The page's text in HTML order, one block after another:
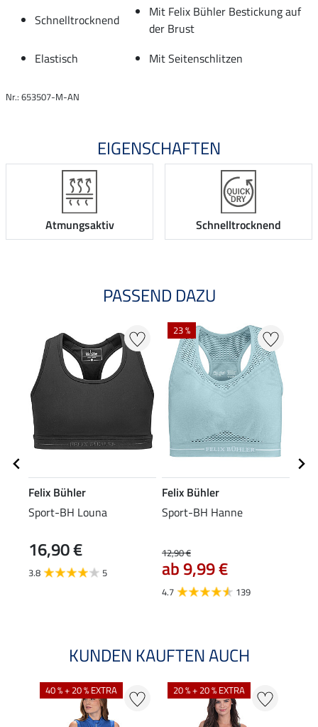
Schnelltrocknend
Mit Felix Bühler Bestickung auf
der Brust
Elastisch
Mit Seitenschlitzen
Nr.: 653507-M-AN
EIGENSCHAFTEN
Atmungsaktiv Schnelltrocknend
PASSEND DAZU
Felix Bühler
Sport-BH Louna
16,90 €
3.8 5
23 %
Felix Bühler
Sport-BH Hanne
12,90 €
ab 9,99 €
4.7 139
KUNDEN KAUFTEN AUCH
40 % + 20 % EXTRA 20 % + 20 % EXTRA